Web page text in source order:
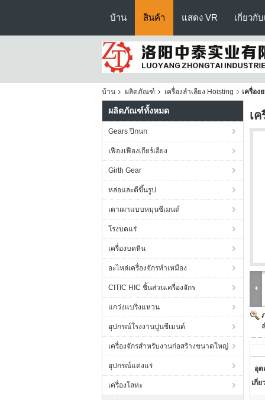
บ้าน สินค้า แสดง VR เกี่ยวกับ
บ้าน ผลิตภัณฑ์ เครื่องลำเลียง Hoisting เครื่อง
ผลิตภัณฑ์ทั้งหมด
Gears ปีกนก
เฟืองเฟืองเกียร์เอียง
Girth Gear
หล่อและตีขึ้นรูป
เตาเผาแบบหมุนซีเมนต์
โรงบดแร่
เครื่องบดหิน
อะไหล่เครื่องจักรทำเหมือง
CITIC HIC ชิ้นส่วนเครื่องจักร
แกว่งแบริ่งแหวน
อุปกรณ์โรงงานปูนซีเมนต์
เครื่องจักรสำหรับงานก่อสร้างขนาดใหญ่
อุปกรณ์แต่งแร่
เครื่องโลหะ
เ
อุต
เกี่ย